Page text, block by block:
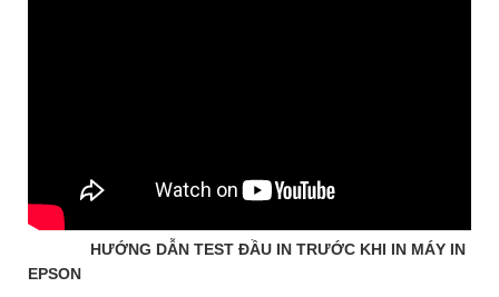
HƯỚNG DẪN TEST ĐẦU IN TRƯỚC KHI IN MÁY IN
EPSON